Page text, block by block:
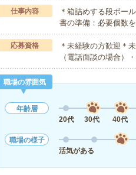
仕事内容
＊箱詰めする段ボー
書の準備：必要個数
応募資格
＊未経験の方歓迎＊
（電話面談の場合）
職場の雰囲気
年齢層
20代
30代 40代
職場の様子
活気がある